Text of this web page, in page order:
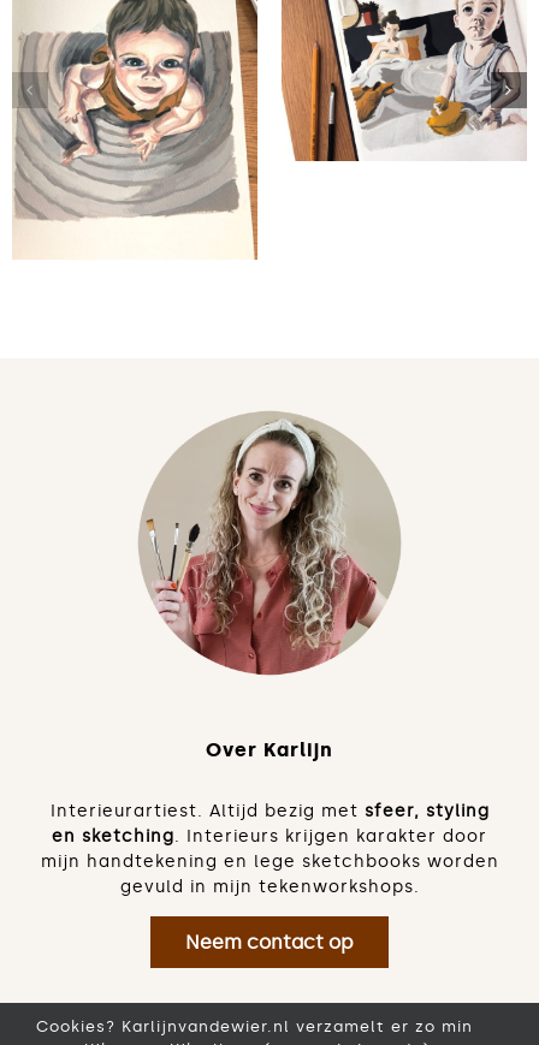
portret
schilderen
in gouache,
zo deed ik
het
in gouache
van Abel &
Guus
Over Karlijn
Interieurartiest. Altijd bezig met sfeer, styling
en sketching. Interieurs krijgen karakter door
mijn handtekening en lege sketchbooks worden
gevuld in mijn tekenworkshops.
Neem contact op
Cookies? Karlijnvandewier.nl verzamelt er zo min